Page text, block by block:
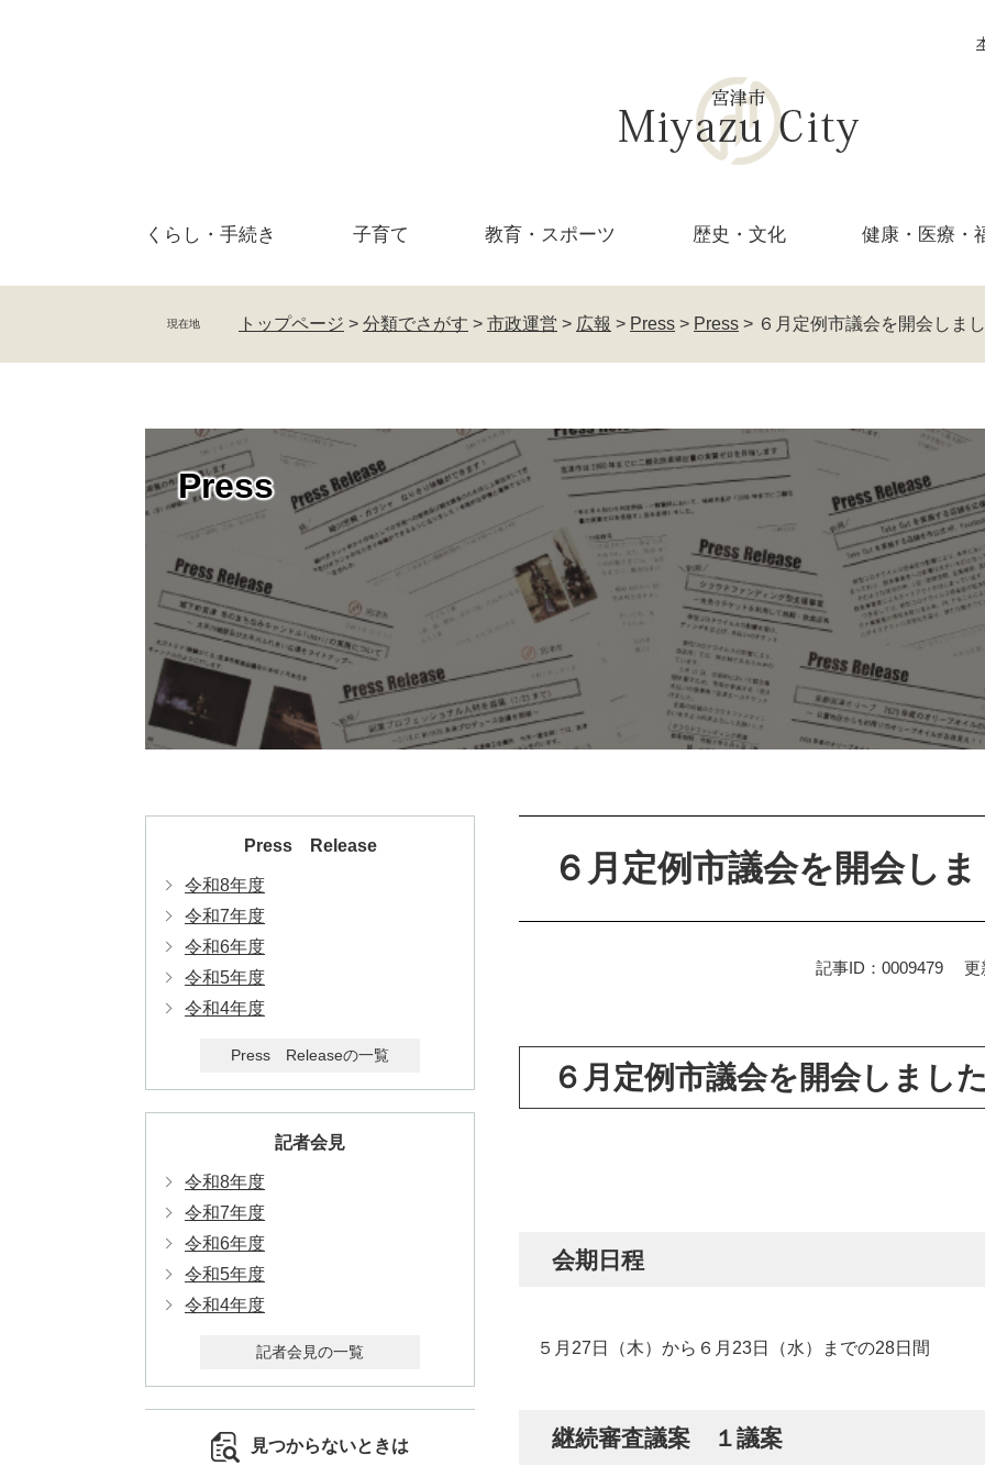
くらし・ 手続き 子育て 教育・ スポーツ 歴史・文化 健康・医療・
現在地 トップページ > 分類でさがす > 市政運営 > 広報 > Press > Press > ６月定例市議会を開会しま
Press
６月定例市議会を開会し
記事ID：0009479 更
６月定例市議会を開会しまし
会期日程​
５月27日（木）から６月23日（水）までの28日間
継続審査議案 １議案
Press Release
令和8年度
令和7年度
令和6年度
令和5年度
令和4年度
Press Releaseの一覧
記者会見
令和8年度
令和7年度
令和6年度
令和5年度
令和4年度
記者会見の一覧
見つからないときは